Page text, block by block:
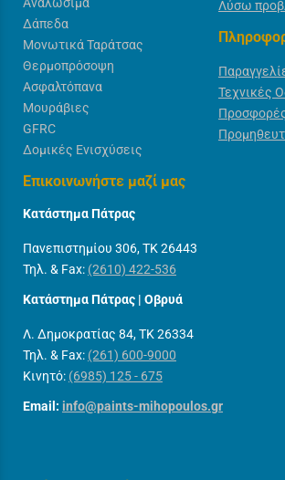
Δάπεδα
Μονωτικά Ταράτσας
Θερμοπρόσοψη
Ασφαλτόπανα
Μουράβιες
GFRC
Δομικές Ενισχύσεις
Λύσω
Τεχνικές
Επικοινωνήστε μαζί μας
Κατάστημα Πάτρας
Πανεπιστημίου 306, ΤΚ 26443
Τηλ. & Fax: (2610) 422-536
Κατάστημα Πάτρας | Οβρυά
Λ. Δημοκρατίας 84, ΤΚ 26334
Τηλ. & Fax: (261) 600-9000
Κινητό: (6985) 125 - 675
Email: info@paints-mihopoulos.gr